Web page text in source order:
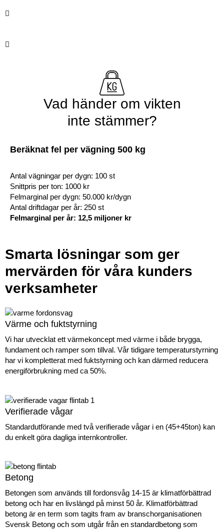
Vad händer om vikten
inte stämmer?
Beräknat fel per vägning 500 kg
Antal vägningar per dygn: 100 st
Snittpris per ton: 1000 kr
Felmarginal per dygn: 50.000 kr/dygn
Antal driftdagar per år: 250 st
Felmarginal per år: 12,5 miljoner kr
Smarta lösningar som ger
mervärden för våra kunders
verksamheter
Värme och fuktstyrning
Vi har utvecklat ett värmekoncept med värme i både brygga,
fundament och ramper som tillval. Vår tidigare temperaturstyrning
har vi kompletterat med fuktstyrning och kan därmed reducera
energiförbrukning med ca 50%.
Verifierade vågar
Standardutförande med två verifierade vågar i en (45+45ton) kan
du enkelt göra dagliga internkontroller.
Betong
Betongen som används till fordonsvåg 14-15 är klimatförbättrad
betong och har en livslängd på minst 50 år. Klimatförbättrad
betong är en term som tagits fram av branschorganisationen
Svensk Betong och som utgår från en standardbetong som